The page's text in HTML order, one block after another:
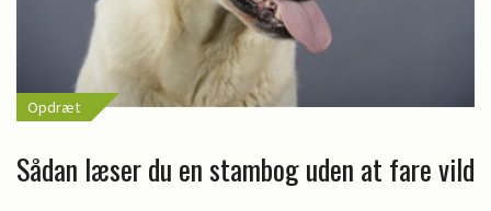
Opdræt
Sådan læser du en stambog uden at fare vild